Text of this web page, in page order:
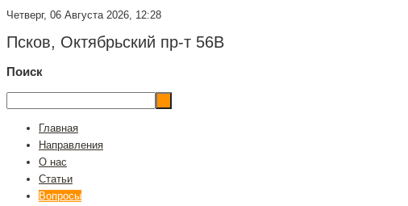
Четверг, 06 Августа 2026, 12:28
Псков, Октябрьский пр-т 56В
Поиск
Главная
Направления
О нас
Статьи
Вопросы